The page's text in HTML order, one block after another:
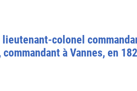
colonel
à Vannes, en